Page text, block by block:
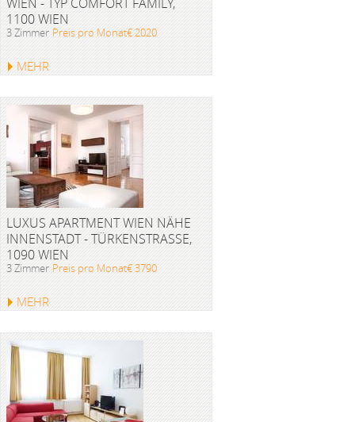
1100 WIEN
3 Zimmer Preis pro Monat€ 2020
MEHR
LUXUS APARTMENT WIEN NÄHE
INNENSTADT - TÜRKENSTRASSE, 1
090 WIEN
3 Zimmer Preis pro Monat€ 3790
MEHR